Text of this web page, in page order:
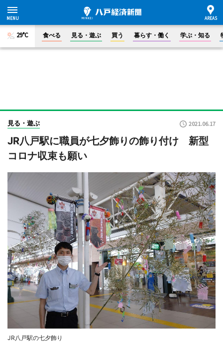
29°C 食べる 見る・遊ぶ 買う 暮らす・働く 学ぶ・知る
見る・遊ぶ 2021.06.17
JR八戸駅に職員が七夕飾りの飾り付け 新型
コロナ収束も願い
JR八戸駅の七夕飾り